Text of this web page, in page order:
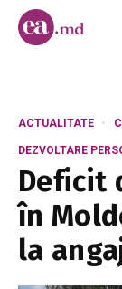
ACTUALITATE
DEZVOLTARE
Deficit
în
la